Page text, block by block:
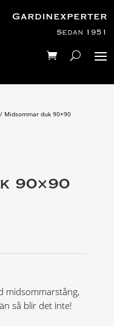
Gardinexperter
Sedan 1951
Midsommar duk 90×90
90×90
midsommarstång,
så blir det inte!